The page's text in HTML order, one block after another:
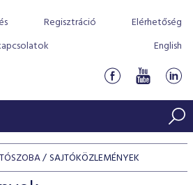
Regisztráció
Elérhetőség
English
SAJTÓKÖZLEMÉNYEK